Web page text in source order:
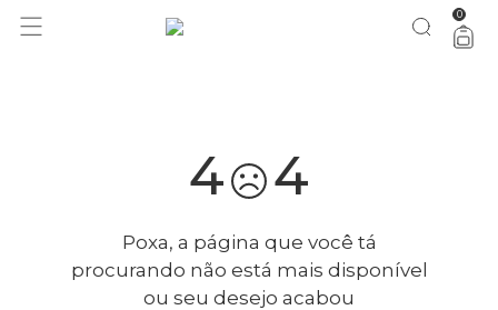
você merece 30% OFF pra comemorar com a gente aproveita! 0
4 4
Poxa, a página que você tá
procurando não está mais disponível
ou seu desejo acabou